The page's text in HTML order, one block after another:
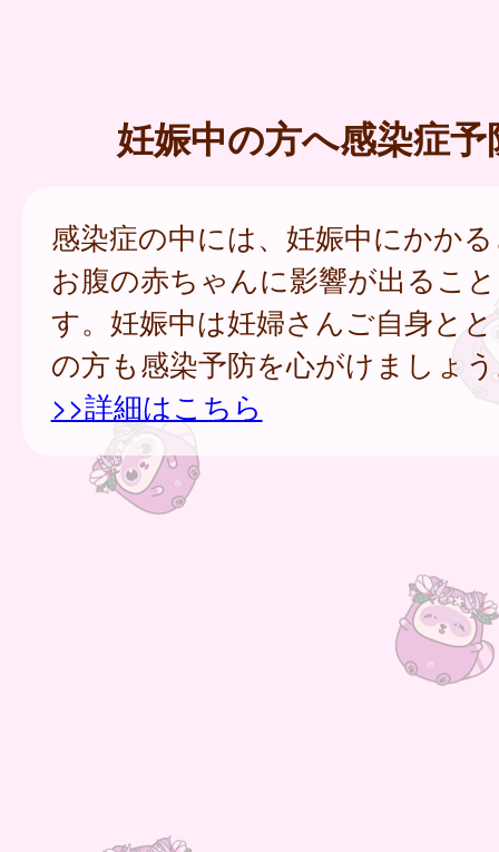
妊娠中の方へ感染症予
感染症の中には、妊娠中にかか
お腹の赤ちゃんに影響が出るこ
す。妊娠中は妊婦さんご自身と
の方も感染予防を心がけましょ
>>詳細はこちら